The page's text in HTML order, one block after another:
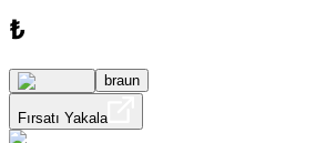
₺
braun
Fırsatı Yakala